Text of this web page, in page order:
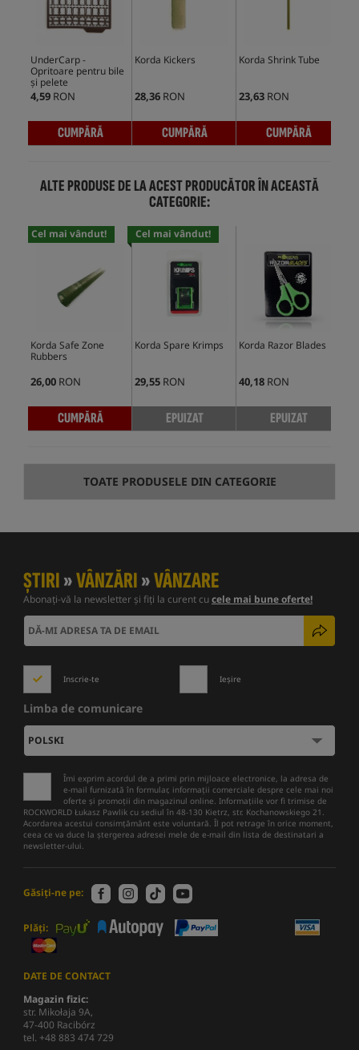
UnderCarp -
Opritoare pentru bile
și pelete
4,59 RON
CUMPĂRĂ
Korda Kickers
28,36 RON
CUMPĂRĂ
Korda Shrink Tube
23,63 RON
CUMPĂRĂ
ALTE PRODUSE DE LA ACEST PRODUCĂTOR ÎN ACEASTĂ
CATEGORIE:
Cel mai vândut!
Korda Safe Zone
Rubbers
26,00 RON
CUMPĂRĂ
Cel mai vândut!
Korda Spare Krimps
29,55 RON
EPUIZAT
Korda Razor Blades
40,18 RON
EPUIZAT
TOATE PRODUSELE DIN CATEGORIE
ȘTIRI»VÂNZĂRI»VÂNZARE
Abonați-vă la newsletter și fiți la curent cucele mai bune oferte!
Inscrie-te Ieșire
Limba de comunicare
Îmi exprim acordul de a primi prin mijloace electronice, la adresa de
e-mail furnizată în formular, informații comerciale despre cele mai noi
oferte și promoții din magazinul online. Informațiile vor fi trimise de
ROCKWORLD Łukasz Pawlik cu sediul în 48-130 Kietrz, str. Kochanowskiego 21.
Acordarea acestui consimțământ este voluntară. Îl pot retrage în orice moment,
ceea ce va duce la ștergerea adresei mele de e-mail din lista de destinatari a
newsletter-ului.
Găsiți-ne pe:
Plăți:
DATE DE CONTACT
Magazin fizic:
str. Mikołaja 9A,
47-400 Racibórz
tel. +48 883 474 729